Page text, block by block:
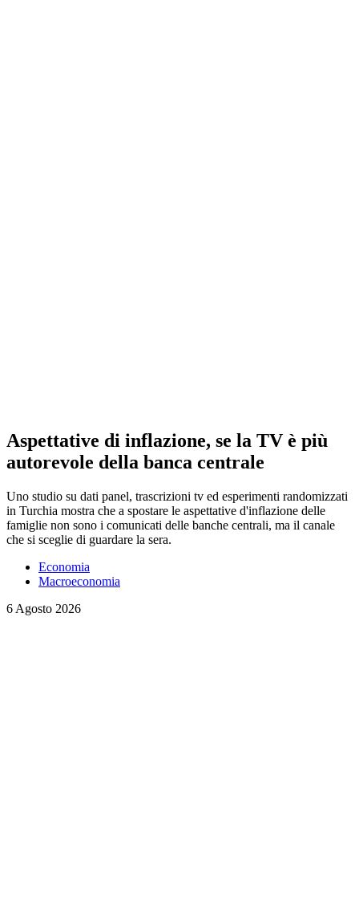
Aspettative di inflazione, se la TV è più
autorevole della banca centrale
Uno studio su dati panel, trascrizioni tv ed esperimenti randomizzati
in Turchia mostra che a spostare le aspettative d'inflazione delle
famiglie non sono i comunicati delle banche centrali, ma il canale
che si sceglie di guardare la sera.
Economia
Macroeconomia
6 Agosto 2026